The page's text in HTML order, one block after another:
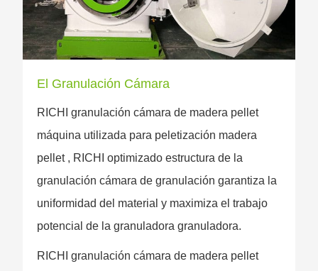
El Granulación Cámara
RICHI granulación cámara de madera pellet
máquina utilizada para peletización madera
pellet , RICHI optimizado estructura de la
granulación cámara de granulación garantiza la
uniformidad del material y maximiza el trabajo
potencial de la granuladora granuladora.
RICHI granulación cámara de madera pellet